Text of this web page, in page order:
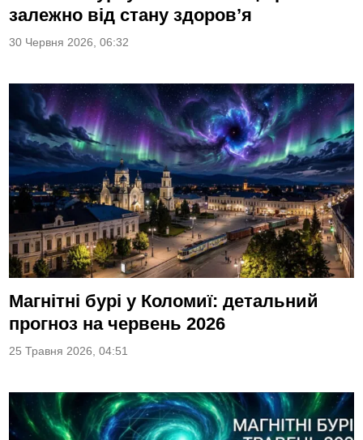
залежно від стану здоров’я
30 Червня 2026, 06:32
Магнітні бурі у Коломиї: детальний
прогноз на червень 2026
25 Травня 2026, 04:51